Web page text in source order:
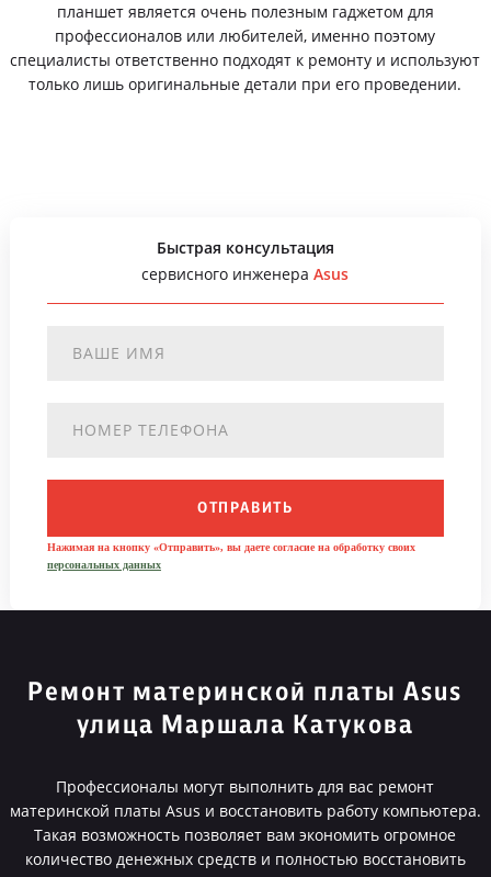
планшет является очень полезным гаджетом для
профессионалов или любителей, именно поэтому
специалисты ответственно подходят к ремонту и используют
только лишь оригинальные детали при его проведении.
Быстрая консультация
сервисного инженераAsus
ОТПРАВИТЬ
Нажимая на кнопку «Отправить», вы даете согласие на обработку своих
персональных данных
Ремонт материнской платы Asus
улица Маршала Катукова
Профессионалы могут выполнить для вас ремонт
материнской платы Asus и восстановить работу компьютера.
Такая возможность позволяет вам экономить огромное
количество денежных средств и полностью восстановить